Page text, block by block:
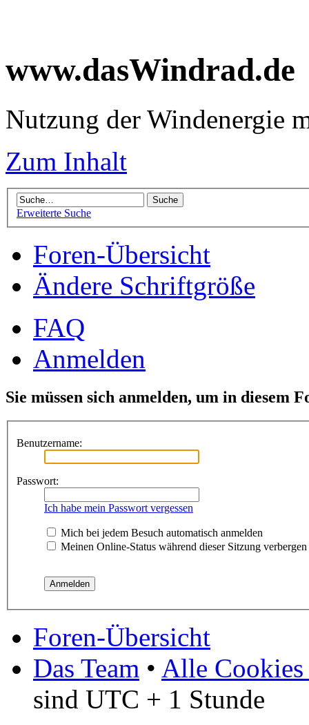
www.dasWindrad.de
Nutzung der Windenergie
Zum Inhalt
Erweiterte Suche
Foren-Übersicht
Ändere Schriftgröße
FAQ
Anmelden
Sie müssen sich anmelden, um in diesem
Benutzername:
Passwort:
Ich habe mein Passwort vergessen
Mich bei jedem Besuch automatisch anmelden
Meinen Online-Status während dieser Sitzung verbergen
Foren-Übersicht
Das Team • Alle Cookies
sind UTC + 1 Stunde